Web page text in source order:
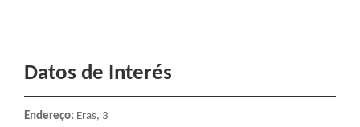
Datos de Interés
Endereço: Eras, 3